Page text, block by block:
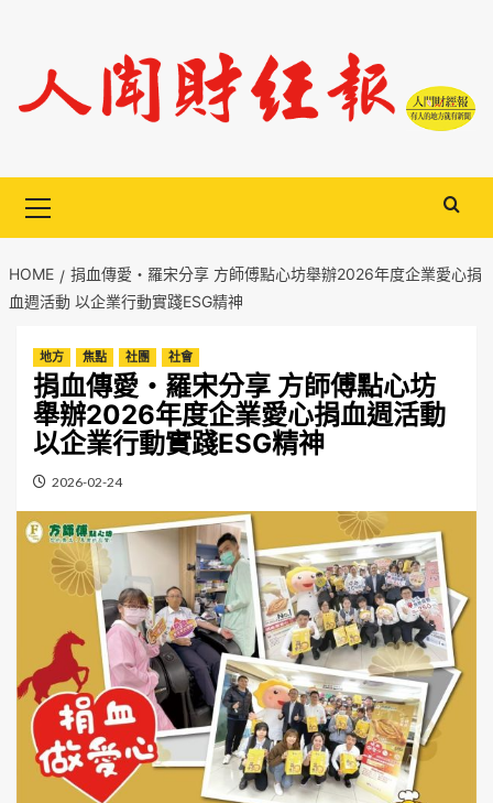
content
Menu
HOME
捐血傳愛・羅宋分享 方師傅點心坊舉辦2026年度企業愛心捐
血週活動 以企業行動實踐ESG精神
地方 焦點 社團 社會
捐血傳愛・羅宋分享 方師傅點心坊
舉辦2026年度企業愛心捐血週活動
以企業行動實踐ESG精神
2026-02-24